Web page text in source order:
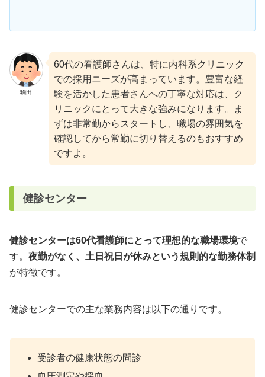
駒田
60代の看護師さんは、特に内科系クリニック
での採用ニーズが高まっています。豊富な経
験を活かした患者さんへの丁寧な対応は、ク
リニックにとって大きな強みになります。ま
ずは非常勤からスタートし、職場の雰囲気を
確認してから常勤に切り替えるのもおすすめ
ですよ。
健診センター
健診センターは60代看護師にとって理想的な職場環境で
す。 夜勤がなく、土日祝日が休みという規則的な勤務体制
が特徴です。
健診センターでの主な業務内容は以下の通りです。
受診者の健康状態の問診